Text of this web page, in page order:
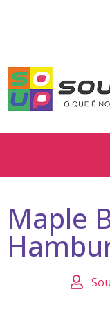
Maple